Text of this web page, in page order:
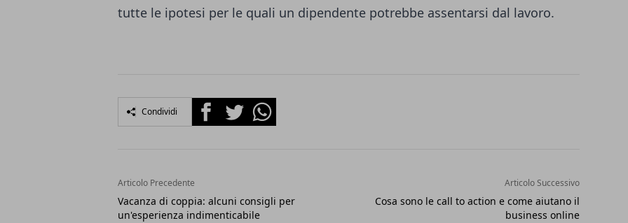
tutte le ipotesi per le quali un dipendente potrebbe assentarsi dal lavoro.
Condividi FacebookTwitterWhatsapp
Articolo Precedente
Vacanza di coppia: alcuni consigli per
un'esperienza indimenticabile
Articolo Successivo
Cosa sono le call to action e come aiutano il
business online